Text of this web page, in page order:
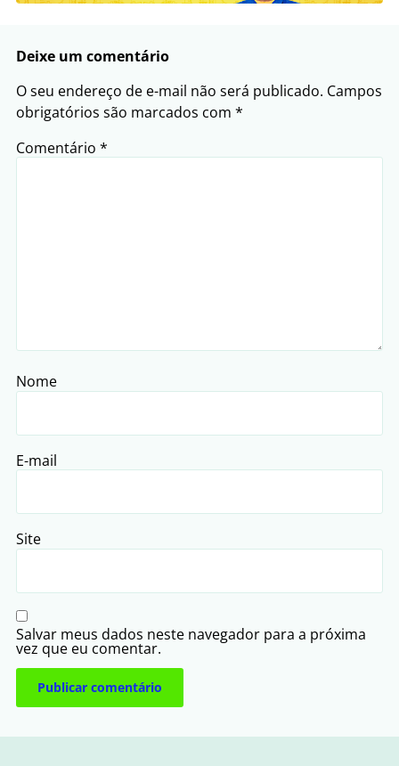
Deixe um comentário
O seu endereço de e-mail não será publicado. Campos
obrigatórios são marcados com *
Comentário *
Nome
E-mail
Site
Salvar meus dados neste navegador para a próxima
vez que eu comentar.